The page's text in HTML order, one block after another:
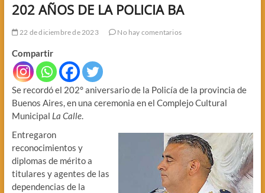
202 AÑOS DE LA POLICIA BA
22 de diciembre de 2023 No hay comentarios
Compartir
Se recordó el 202° aniversario de la Policía de la provincia de
Buenos Aires, en una ceremonia en el Complejo Cultural
Municipal La Calle.
Entregaron
reconocimientos y
diplomas de mérito a
titulares y agentes de las
dependencias de la